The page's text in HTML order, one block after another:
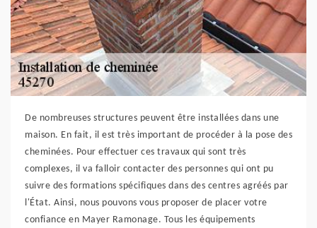
De nombreuses structures peuvent être installées dans une
maison. En fait, il est très important de procéder à la pose des
cheminées. Pour effectuer ces travaux qui sont très
complexes, il va falloir contacter des personnes qui ont pu
suivre des formations spécifiques dans des centres agréés par
l'État. Ainsi, nous pouvons vous proposer de placer votre
confiance en Mayer Ramonage. Tous les équipements